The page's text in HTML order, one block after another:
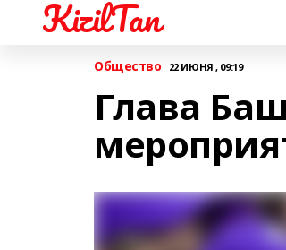
KizilTan
Общество 22 ИЮНЯ , 09:19
Глава